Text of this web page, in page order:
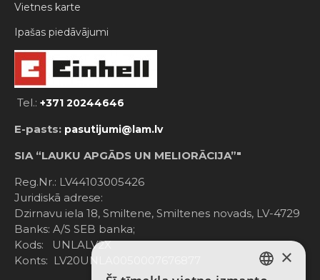
Vietnes karte
Ipašas piedāvājumi
Tel.: +371 20244646
E-pasts: pasutijumi@lam.lv
SIA “LAUKU APGĀDS UN MELIORĀCIJA”"
Reg.Nr.: LV44103005426
Juridiskā adrese:
Dzirnavu iela 18, Smiltene, Smiltenes novads, LV-4729
Banks: A/S SEB banka;
Kods: UNLALV2X
Konts: LV20UNLA0050007676877
×